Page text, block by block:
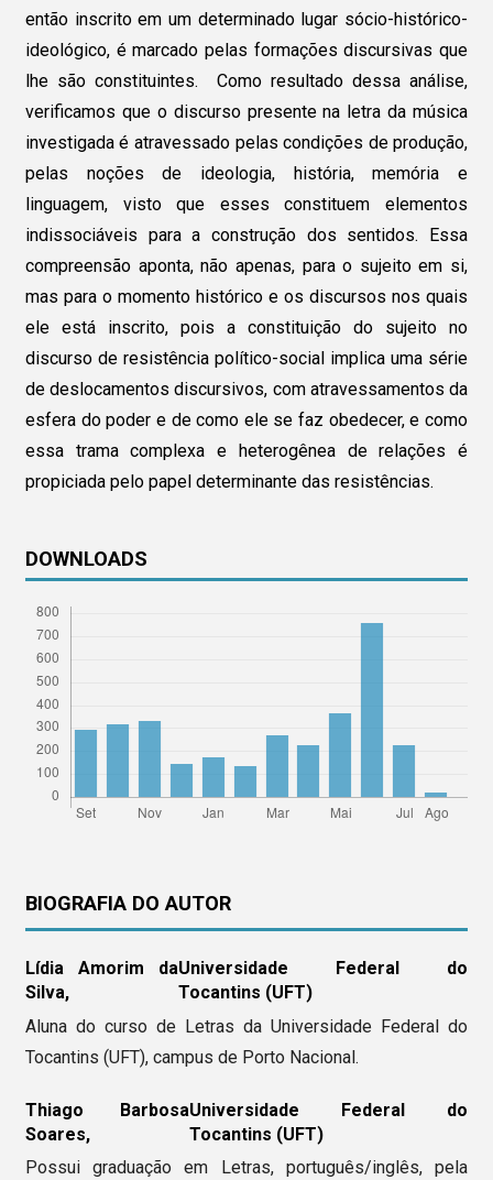
então inscrito em um determinado lugar sócio-histórico-
ideológico, é marcado pelas formações discursivas que
lhe são constituintes. Como resultado dessa análise,
verificamos que o discurso presente na letra da música
investigada é atravessado pelas condições de produção,
pelas noções de ideologia, história, memória e
linguagem, visto que esses constituem elementos
indissociáveis para a construção dos sentidos. Essa
compreensão aponta, não apenas, para o sujeito em si,
mas para o momento histórico e os discursos nos quais
ele está inscrito, pois a constituição do sujeito no
discurso de resistência político-social implica uma série
de deslocamentos discursivos, com atravessamentos da
esfera do poder e de como ele se faz obedecer, e como
essa trama complexa e heterogênea de relações é
propiciada pelo papel determinante das resistências.
DOWNLOADS
BIOGRAFIA DO AUTOR
Lídia Amorim da
Silva,
Universidade Federal do
Tocantins (UFT)
Aluna do curso de Letras da Universidade Federal do
Tocantins (UFT), campus de Porto Nacional.
Thiago Barbosa
Soares,
Universidade Federal do
Tocantins (UFT)
Possui graduação em Letras, português/inglês, pela